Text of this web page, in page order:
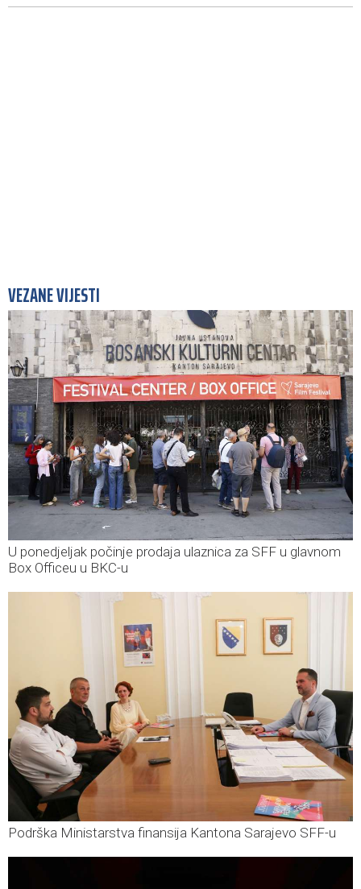
VEZANE VIJESTI
U ponedjeljak počinje prodaja ulaznica za SFF u glavnom
Box Officeu u BKC-u
Podrška Ministarstva finansija Kantona Sarajevo SFF-u